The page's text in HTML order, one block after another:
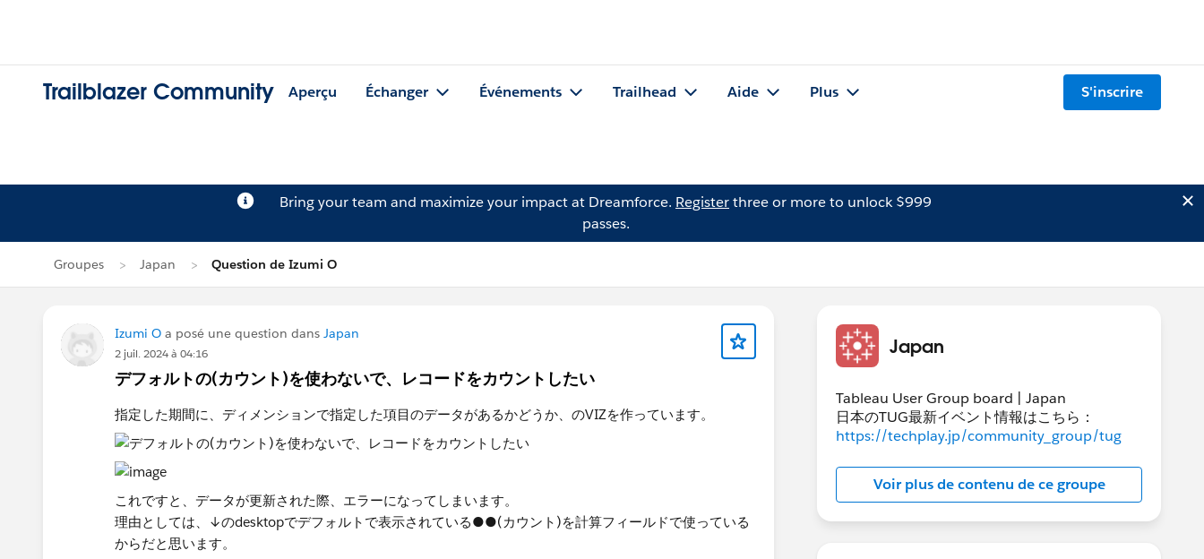
Trailblazer Community Aperçu Échanger Événements Trailhead Aide Plus S'inscrire
Bring your team and maximize your impact at Dreamforce. Registerthree or more to unlock $999
passes.
Groupes Japan Question de Izumi O
Izumi O a posé une question dans Japan
2 juil. 2024 à 04:16
デフォルトの(カウント)を使わないで、レコードをカウントしたい
指定した期間に、ディメンションで指定した項目のデータがあるかどうか、のVIZを作っています。
これですと、データが更新された際、エラーになってしまいます。
理由としては、↓のdesktopでデフォルトで表示されている●●(カウント)を計算フィールドで使っている
からだと思います。
Japan
Tableau User Group board | Japan
日本のTUG最新イベント情報はこちら：
https://techplay.jp/community_group/tug
Voir plus de contenu de ce groupe